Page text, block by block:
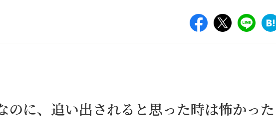
のに、追い出されると思った時は怖かった